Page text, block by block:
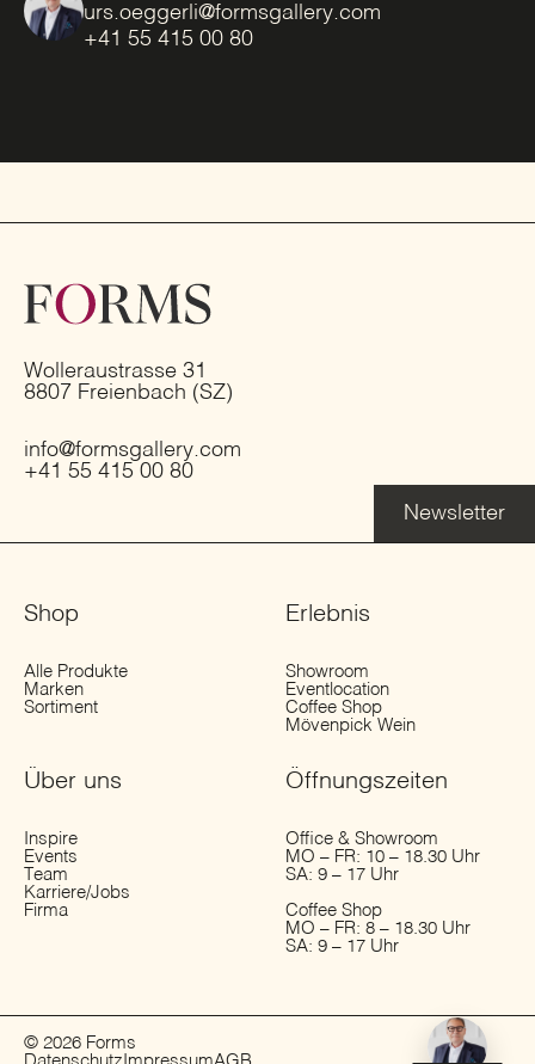
urs.oeggerli@formsgallery.com
+41 55 415 00 80
Wolleraustrasse 31
8807 Freienbach (SZ)
info@formsgallery.com
+41 55 415 00 80
Newsletter
Shop
Alle Produkte
Marken
Sortiment
Erlebnis
Showroom
Eventlocation
Coffee Shop
Mövenpick Wein
Über uns
Inspire
Events
Team
Karriere/Jobs
Firma
Öffnungs­zeiten
Office & Showroom
MO – FR: 10 – 18.30 Uhr
SA: 9 – 17 Uhr
Coffee Shop
MO – FR: 8 – 18.30 Uhr
SA: 9 – 17 Uhr
© 2026 Forms